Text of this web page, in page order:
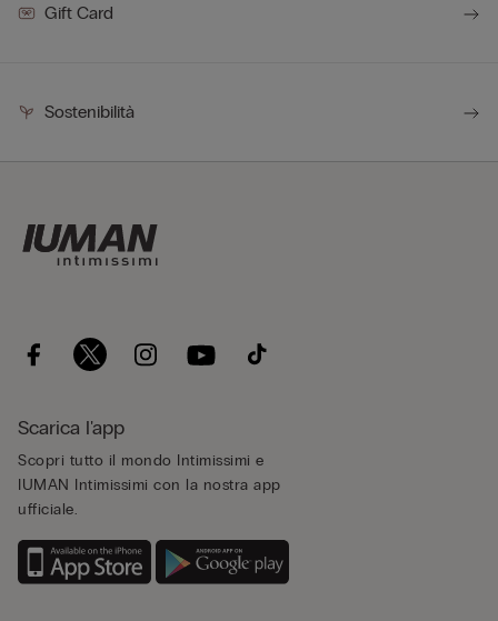
Gift Card
Sostenibilità
Scarica l'app
Scopri tutto il mondo Intimissimi e
IUMAN Intimissimi con la nostra app
ufficiale.